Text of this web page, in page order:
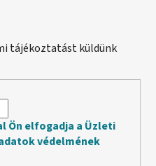
tájékoztatást küldünk
Ön elfogadja a Üzleti
védelmének